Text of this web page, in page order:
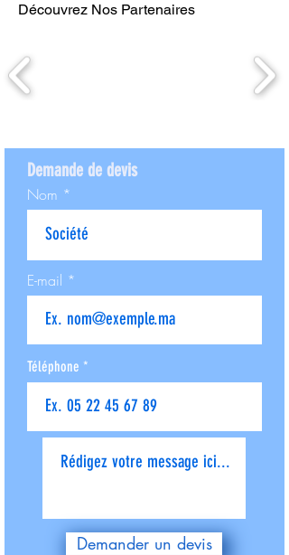
Découvrez Nos Partenaires
Demande de devis
Nom
E-mail
Téléphone
Demander un devis